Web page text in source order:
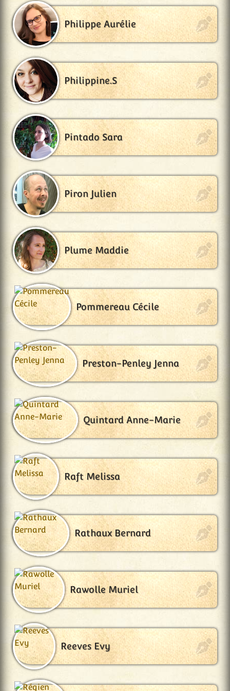
Philippe Aurélie
Philippine.S
Pintado Sara
Piron Julien
Plume Maddie
Pommereau Cécile
Preston-Penley Jenna
Quintard Anne-Marie
Raft Melissa
Rathaux Bernard
Rawolle Muriel
Reeves Evy